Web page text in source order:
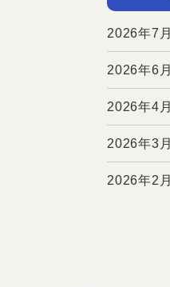
2026年7月
2026年6月
2026年4月
2026年3月
2026年2月